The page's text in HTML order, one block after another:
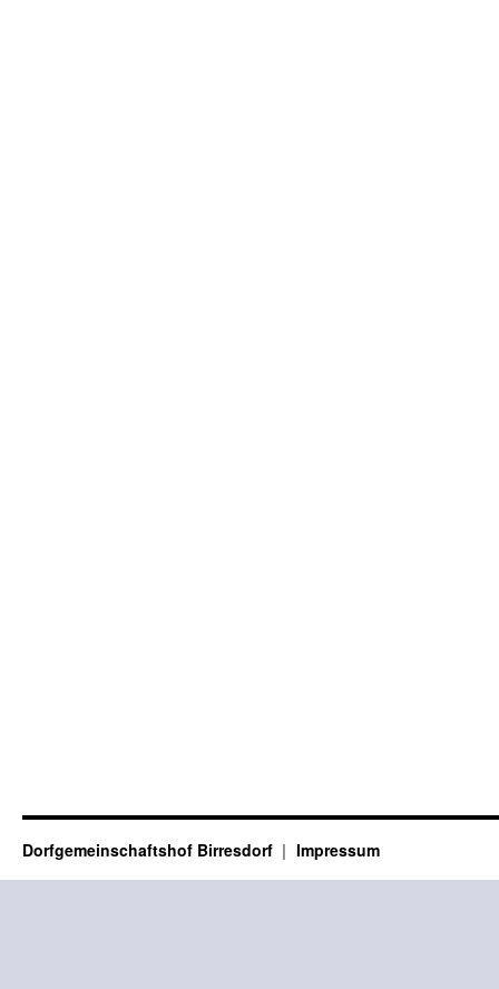
Dorfgemeinschaftshof Birresdorf Impressum